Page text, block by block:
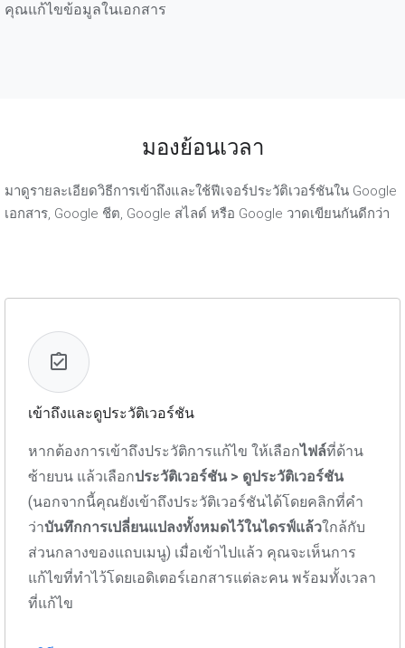
คุณแก้ไขข้อมูลในเอกสาร
มองย้อนเวลา
มาดูรายละเอียดวิธีการเข้าถึงและใช้ฟีเจอร์ประวัติเวอร์ชันใน Google
เอกสาร, Google ชีต, Google สไลด์ หรือ Google วาดเขียนกันดีกว่า
เข้าถึงและดูประวัติเวอร์ชัน
หากต้องการเข้าถึงประวัติการแก้ไข ให้เลือกไฟล์ที่ด้าน
ซ้ายบน แล้วเลือกประวัติเวอร์ชัน > ดูประวัติเวอร์ชัน
(นอกจากนี้คุณยังเข้าถึงประวัติเวอร์ชันได้โดยคลิกที่คำ
ว่าบันทึกการเปลี่ยนแปลงทั้งหมดไว้ในไดรฟ์แล้วใกล้กับ
ส่วนกลางของแถบเมนู) เมื่อเข้าไปแล้ว คุณจะเห็นการ
แก้ไขที่ทำไว้โดยเอดิเตอร์เอกสารแต่ละคน พร้อมทั้งเวลา
ที่แก้ไข